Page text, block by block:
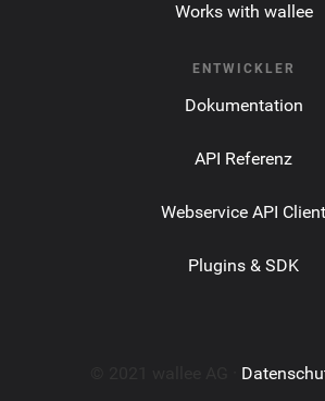
Works with wallee
ENTWICKLER
Dokumentation
API Referenz
Webservice API Client
Plugins & SDK